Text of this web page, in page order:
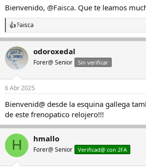
Bienvenido, @Faisca. Que te leamos
R
e
c
c
i
e
:
Faisca
odoroxedal
Forer@ Senior Sin verificar
6 Abr 2025
Bienvenid@ desde la esquina gallega
de este frenopatico relojero!!!
H hmallo
Forer@ Senior Verificad@ con 2FA